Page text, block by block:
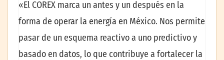
«El COREX marca un antes y un después en la
forma de operar la energía en México. Nos permite
pasar de un esquema reactivo a uno predictivo y
basado en datos, lo que contribuye a fortalecer la